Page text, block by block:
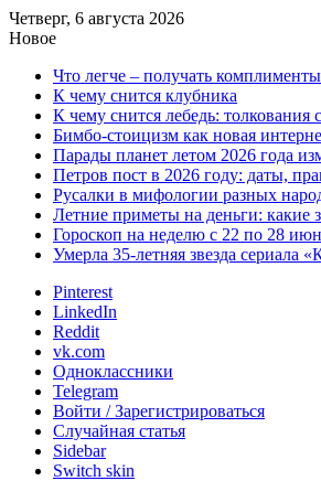
Четверг, 6 августа 2026
Новое
Что легче – получать
К чему снится клубника
К чему снится лебедь:
Бимбо-стоицизм как новая
Парады планет летом 2026 года
Петров пост в 2026 году: даты,
Русалки в мифологии разных
Летние приметы на деньги: какие
Гороскоп на неделю с 22 по 28
Умерла 35-летняя звезда
Pinterest
LinkedIn
Reddit
vk.com
Одноклассники
Telegram
Войти / Зарегистрироваться
Случайная статья
Sidebar
Switch skin